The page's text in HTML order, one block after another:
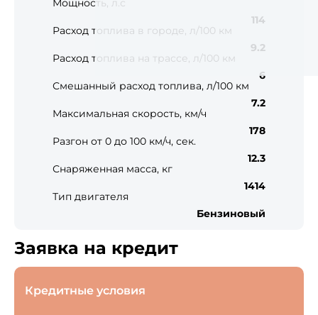
Мощность, л.с
Расход топлива в городе, л/100 км
Расход топлива на трассе, л/100 км
Смешанный расход топлива, л/100 км
Максимальная скорость, км/ч
Разгон от 0 до 100 км/ч, сек.
Снаряженная масса, кг
Тип двигателя
114
9.2
6
7.2
178
12.3
1414
Бензиновый
Заявка на кредит
Кредитные условия